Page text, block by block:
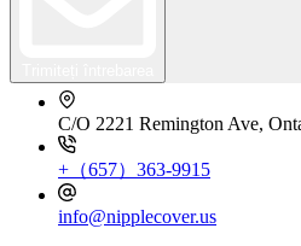
C/O 2221 Remington Ave,
+（657）363-9915
info@nipplecover.us